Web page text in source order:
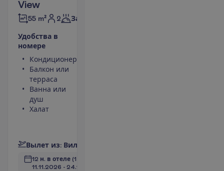
View
55 m² 2 Завтраки
Удобства в
номере
Кондиционер
Балкон или
терраса
Ванна или
душ
Халат
Вылет из: Вил
12 н. в отеле (14 н. всего)
11.11.2026 - 24.11.2026